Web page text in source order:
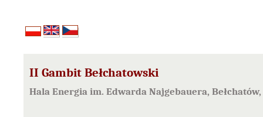
II Gambit Bełchatowski
Hala Energia im. Edwarda Najgebauera,